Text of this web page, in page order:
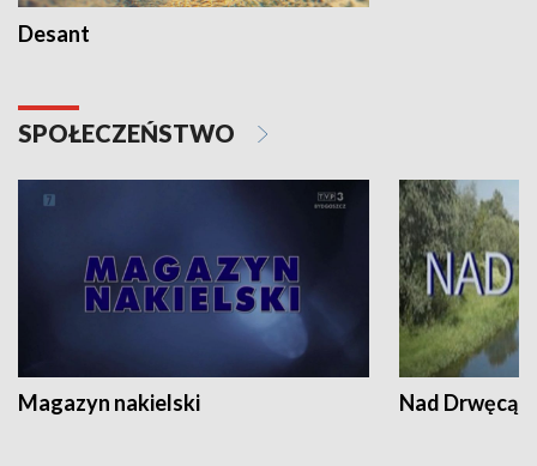
Desant
SPOŁECZEŃSTWO
Magazyn nakielski Nad Drwęcą